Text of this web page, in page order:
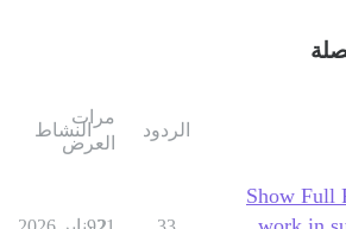
الردود
مرات
العرض
النشاط
"Show Full